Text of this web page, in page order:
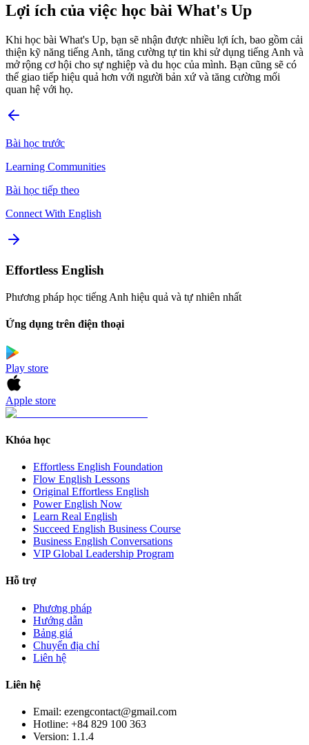
Lợi ích của việc học bài What's Up
Khi học bài What's Up, bạn sẽ nhận được nhiều lợi ích, bao gồm cải
thiện kỹ năng tiếng Anh, tăng cường tự tin khi sử dụng tiếng Anh và
mở rộng cơ hội cho sự nghiệp và du học của mình. Bạn cũng sẽ có
thể giao tiếp hiệu quả hơn với người bản xứ và tăng cường mối
quan hệ với họ.
Bài học trước
Learning Communities
Bài học tiếp theo
Connect With English
Effortless English
Phương pháp học tiếng Anh hiệu quả và tự nhiên nhất
Ứng dụng trên điện thoại
Play store
Apple store
Khóa học
Effortless English Foundation
Flow English Lessons
Original Effortless English
Power English Now
Learn Real English
Succeed English Business Course
Business English Conversations
VIP Global Leadership Program
Hỗ trợ
Phương pháp
Hướng dẫn
Bảng giá
Chuyển địa chỉ
Liên hệ
Liên hệ
Email: ezengcontact@gmail.com
Hotline: +84 829 100 363
Version: 1.1.4